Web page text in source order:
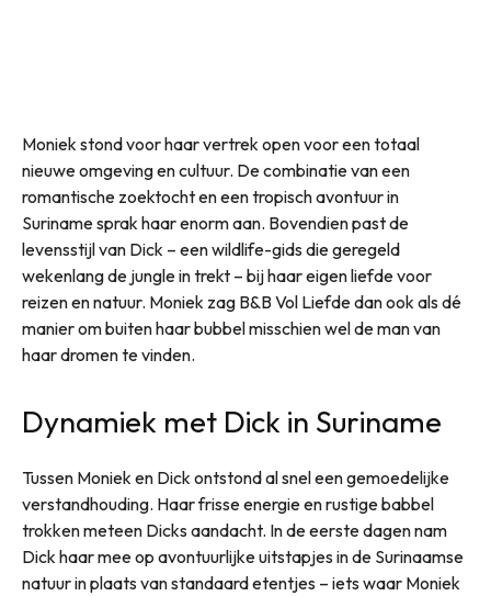
Moniek stond voor haar vertrek open voor een totaal
nieuwe omgeving en cultuur. De combinatie van een
romantische zoektocht en een tropisch avontuur in
Suriname sprak haar enorm aan. Bovendien past de
levensstijl van Dick – een wildlife-gids die geregeld
wekenlang de jungle in trekt – bij haar eigen liefde voor
reizen en natuur. Moniek zag B&B Vol Liefde dan ook als dé
manier om buiten haar bubbel misschien wel de man van
haar dromen te vinden.
Dynamiek met Dick in Suriname
Tussen Moniek en Dick ontstond al snel een gemoedelijke
verstandhouding. Haar frisse energie en rustige babbel
trokken meteen Dicks aandacht. In de eerste dagen nam
Dick haar mee op avontuurlijke uitstapjes in de Surinaamse
natuur in plaats van standaard etentjes – iets waar Moniek